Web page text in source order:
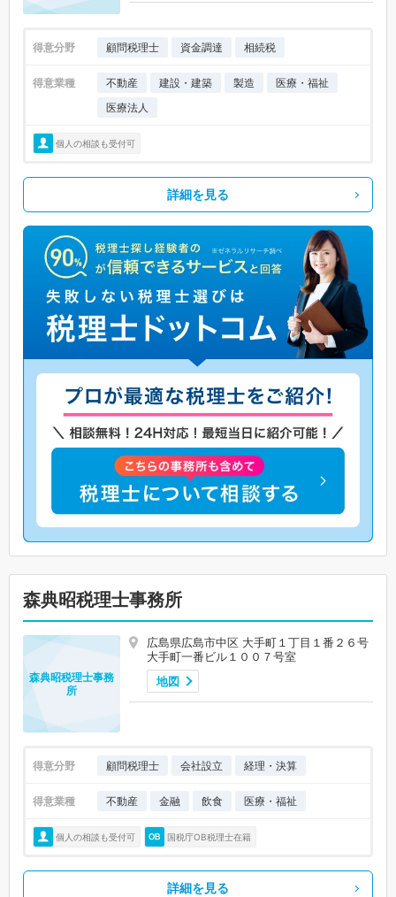
得意分野 顧問税理士 資金調達 相続税
得意業種 不動産 建設・建築 製造
医療・福祉
医療法人
個人の相談も受付可
詳細を見る
森典昭税理士事務所
広島県広島市中区 大手町１丁目１番２６号
大手町一番ビル１００７号室
地図
森典昭税理士事務
所
得意分野 顧問税理士 会社設立 経理・決算
得意業種 不動産 金融 飲食 医療・福祉
個人の相談も受付可 国税庁OB税理士在籍
詳細を見る